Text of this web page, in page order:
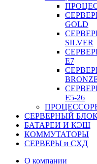
GOLD
SILVER
Е7
Е5-26
СЕРВЕРНЫЙ
БАТАРЕИ И КЭШ
КОММУТАТОРЫ
СЕРВЕРЫ и СХД
О компании